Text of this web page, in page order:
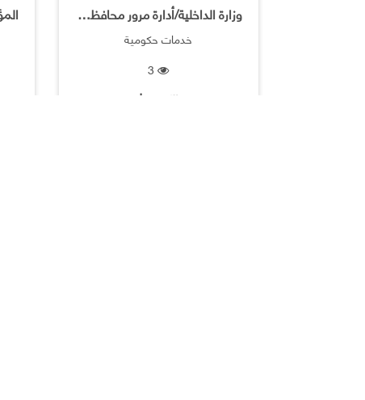
وزارة الداخلية/أدارة مرور محافظة الجهراء
خدمات حكومية
3
الكويت |